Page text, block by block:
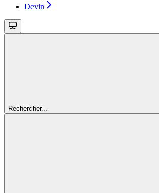
Devin
Rechercher...